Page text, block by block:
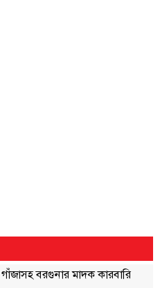
বরগুনার মাদক কারবারি